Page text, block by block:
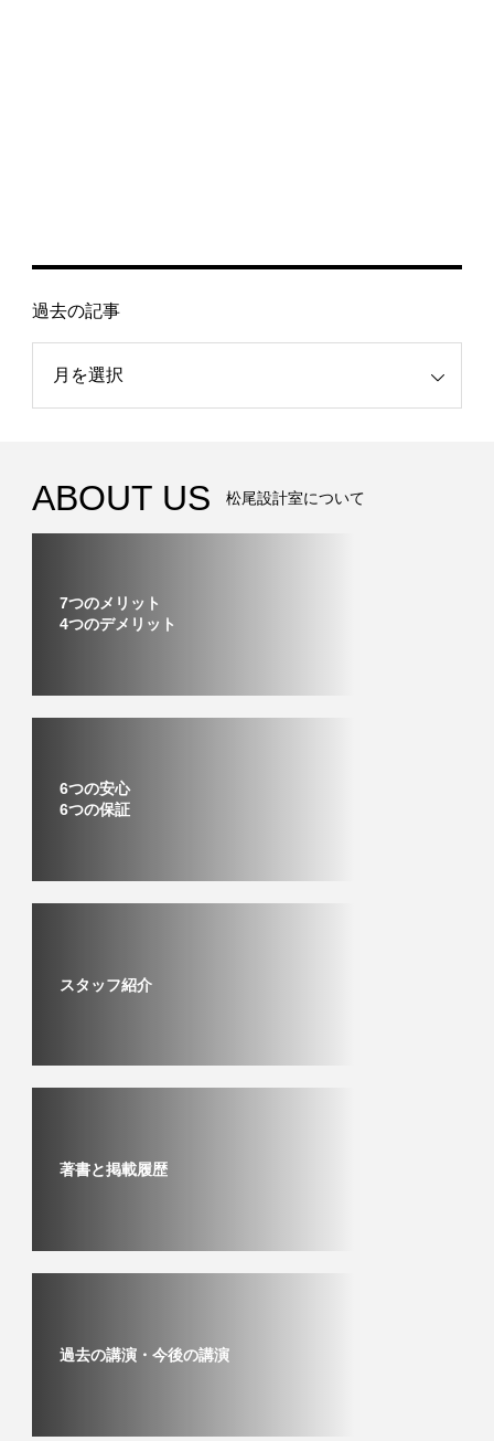
過去の記事
ABOUT US 松尾設計室について
7つのメリット
4つのデメリット
6つの安心
6つの保証
スタッフ紹介
著書と掲載履歴
過去の講演・今後の講演